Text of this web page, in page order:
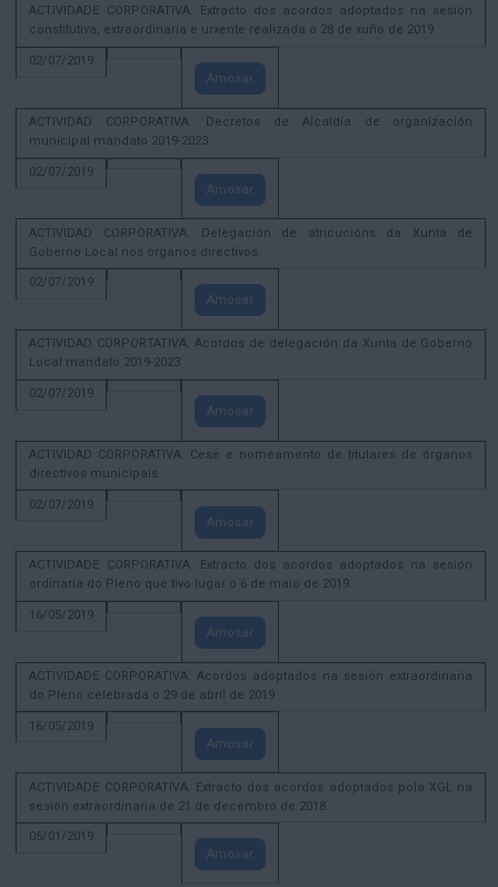
ACTIVIDADE CORPORATIVA. Extracto dos acordos adoptados na sesión
constitutiva, extraordinaria e urxente realizada o 28 de xuño de 2019
02/07/2019
Amosar
ACTIVIDAD CORPORATIVA. Decretos de Alcaldía de organización
municipal mandato 2019-2023.
02/07/2019
Amosar
ACTIVIDAD CORPORATIVA. Delegación de atricucións da Xunta de
Goberno Local nos órganos directivos.
02/07/2019
Amosar
ACTIVIDAD CORPORTATIVA. Acordos de delegación da Xunta de Goberno
Local mandato 2019-2023
02/07/2019
Amosar
ACTIVIDAD CORPORATIVA. Cese e nomeamento de titulares de órganos
directivos municipais.
02/07/2019
Amosar
ACTIVIDADE CORPORATIVA. Extracto dos acordos adoptados na sesión
ordinaria do Pleno que tivo lugar o 6 de maio de 2019.
16/05/2019
Amosar
ACTIVIDADE CORPORATIVA. Acordos adoptados na sesión extraordinaria
do Pleno celebrada o 29 de abril de 2019
16/05/2019
Amosar
ACTIVIDADE CORPORATIVA. Extracto dos acordos adoptados pola XGL na
sesión extraordinaria de 21 de decembro de 2018.
05/01/2019
Amosar